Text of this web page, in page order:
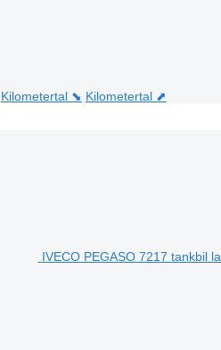
Kilometertal ⬊ Kilometertal ⬈
IVECO PEGASO 7217 tankbil